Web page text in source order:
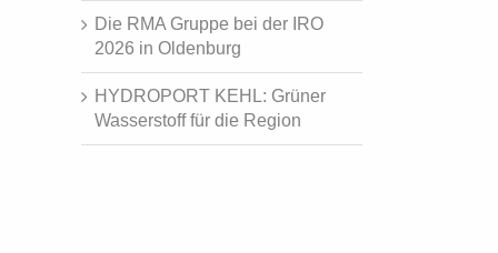
Die RMA Gruppe bei der IRO
2026 in Oldenburg
HYDROPORT KEHL: Grüner
Wasserstoff für die Region